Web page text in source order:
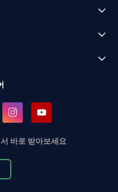
바로 받아보세요